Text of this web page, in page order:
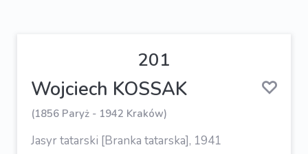
201
Wojciech KOSSAK
(1856 Paryż - 1942 Kraków)
Jasyr tatarski [Branka tatarska], 1941